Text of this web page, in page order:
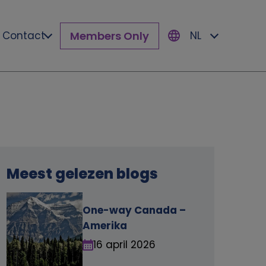
Contact Members Only NL
Meest gelezen blogs
One-way Canada –
Amerika
16 april 2026